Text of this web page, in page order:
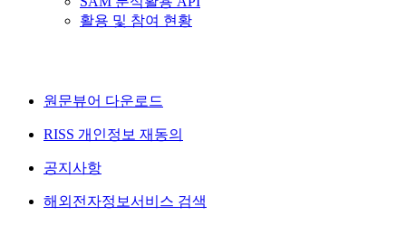
활용 및 참여 현황
원문뷰어 다운로드
RISS 개인정보 재동의
공지사항
해외전자정보서비스 검색